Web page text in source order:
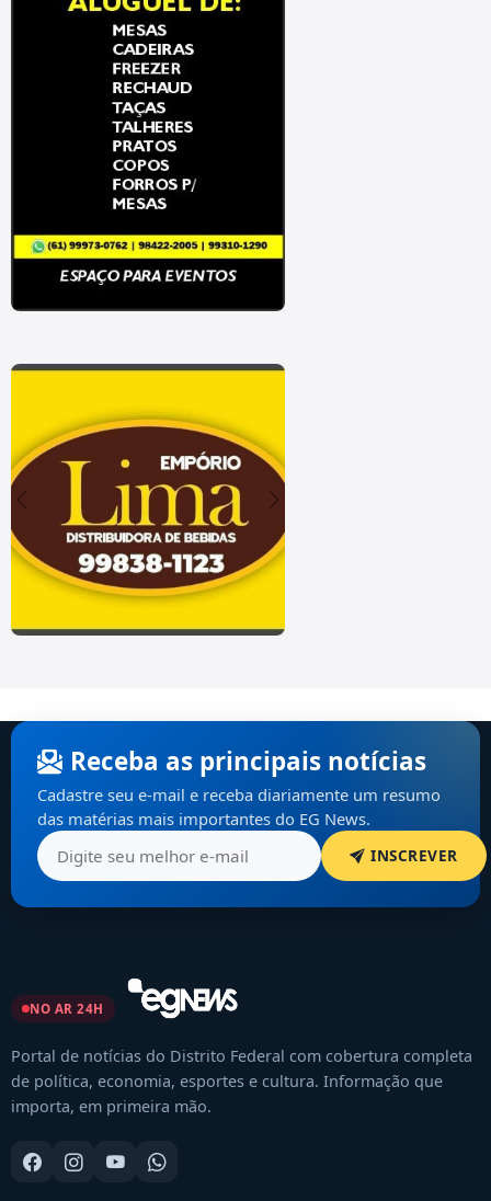
Receba as principais notícias
Cadastre seu e-mail e receba diariamente um resumo
das matérias mais importantes do EG News.
INSCREVER
NO AR 24H
Portal de notícias do Distrito Federal com cobertura completa
de política, economia, esportes e cultura. Informação que
importa, em primeira mão.